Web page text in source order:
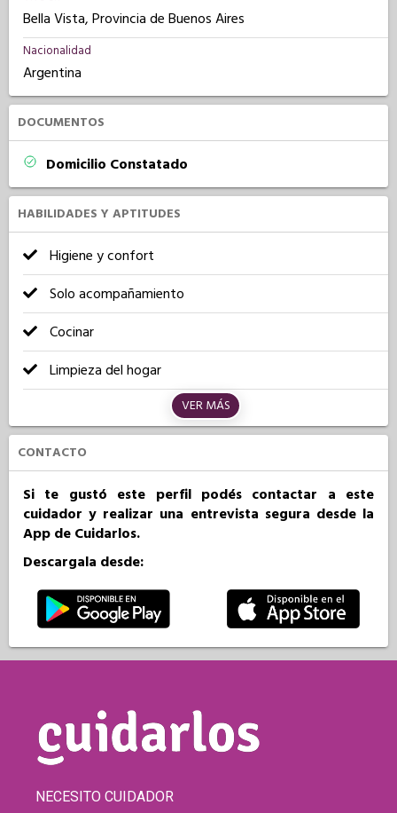
Bella Vista, Provincia de Buenos Aires
Nacionalidad
Argentina
DOCUMENTOS
Domicilio Constatado
HABILIDADES Y APTITUDES
Higiene y confort
Solo acompañamiento
Cocinar
Limpieza del hogar
VER MÁS
CONTACTO
Si te gustó este perfil podés contactar a este
cuidador y realizar una entrevista segura desde la
App de Cuidarlos.
Descargala desde:
NECESITO CUIDADOR